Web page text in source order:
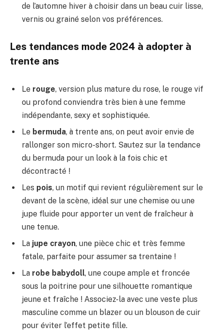
de l’automne hiver à choisir dans un beau cuir lisse,
vernis ou grainé selon vos préférences.
Les tendances mode 2024 à adopter à
trente ans
Le rouge, version plus mature du rose, le rouge vif
ou profond conviendra très bien à une femme
indépendante, sexy et sophistiquée.
Le bermuda, à trente ans, on peut avoir envie de
rallonger son micro-short. Sautez sur la tendance
du bermuda pour un look à la fois chic et
décontracté !
Les pois, un motif qui revient régulièrement sur le
devant de la scène, idéal sur une chemise ou une
jupe fluide pour apporter un vent de fraîcheur à
une tenue.
La jupe crayon, une pièce chic et très femme
fatale, parfaite pour assumer sa trentaine !
La robe babydoll, une coupe ample et froncée
sous la poitrine pour une silhouette romantique
jeune et fraîche ! Associez-la avec une veste plus
masculine comme un blazer ou un blouson de cuir
pour éviter l’effet petite fille.